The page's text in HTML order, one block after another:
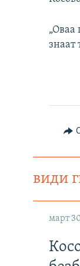
„Оваа
знаат
види
март